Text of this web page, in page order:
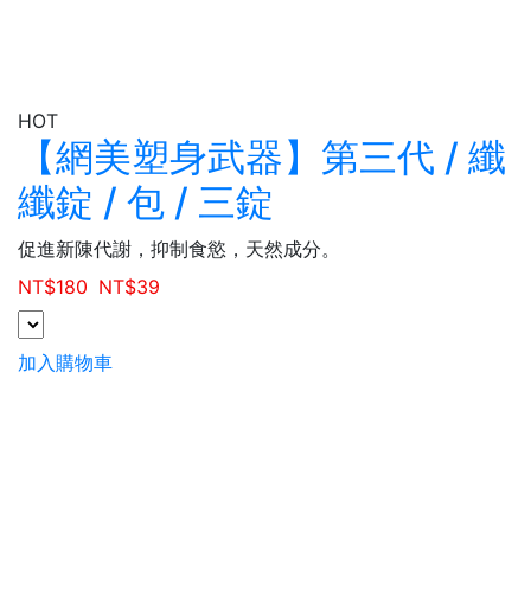
HOT
【網美塑身武器】第三代 / 纖
纖錠 / 包 / 三錠
促進新陳代謝，抑制食慾，天然成分。
NT$180 NT$39
加入購物車